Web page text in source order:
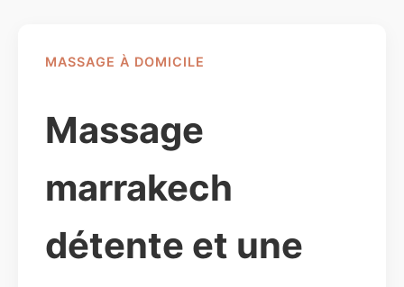
MASSAGE À DOMICILE
Massage
marrakech
détente et une